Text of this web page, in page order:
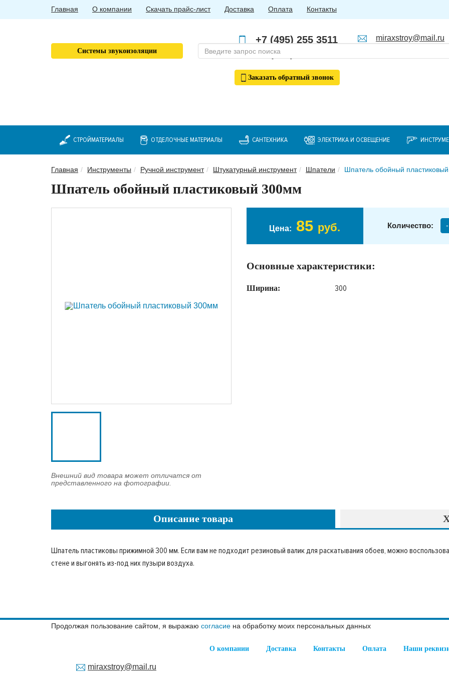
СТРОЙМАТЕРИАЛЫ ОТДЕЛОЧНЫЕ МАТЕРИАЛЫ САНТЕХНИКА ЭЛЕКТРИКА И ОСВЕЩЕНИЕ
Главная О компании Скачать прайс-лист Доставка Оплата Контакты
+7 (495) 255 3511
+7 (985) 762 4123
Заказать обратный звонок
miraxstroy@mail.ru
Системы звукоизоляции
Главная Инструменты Ручной инструмент Штукатурный инструмент Шпатели Шпатель обойный
Шпатель обойный пластиковый 300мм
Внешний вид товара может отличатся от
представленного на фотографии.
Цена: 85 руб. Количество: -
Основные характеристики:
Ширина: 300
Описание товара
Шпатель пластиковы прижимной 300 мм. Если вам не подходит резиновый валик для раскатывания обоев, можно
стене и выгонять из-под них пузыри воздуха.
О компании Доставка Контакты Оплата Наши
miraxstroy@mail.ru
Продолжая пользование сайтом, я выражаю согласие на обработку моих персональных данных